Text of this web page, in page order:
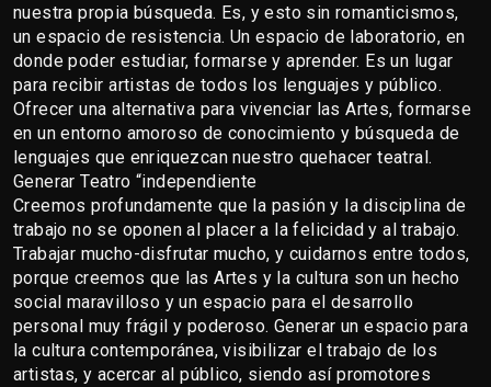
nuestra propia búsqueda. Es, y esto sin romanticismos,
un espacio de resistencia. Un espacio de laboratorio, en
donde poder estudiar, formarse y aprender. Es un lugar
para recibir artistas de todos los lenguajes y público.
Ofrecer una alternativa para vivenciar las Artes, formarse
en un entorno amoroso de conocimiento y búsqueda de
lenguajes que enriquezcan nuestro quehacer teatral.
Generar Teatro “independiente
Creemos profundamente que la pasión y la disciplina de
trabajo no se oponen al placer a la felicidad y al trabajo.
Trabajar mucho-disfrutar mucho, y cuidarnos entre todos,
porque creemos que las Artes y la cultura son un hecho
social maravilloso y un espacio para el desarrollo
personal muy frágil y poderoso. Generar un espacio para
la cultura contemporánea, visibilizar el trabajo de los
artistas, y acercar al público, siendo así promotores